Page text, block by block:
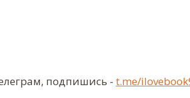
подпишись - t.me/